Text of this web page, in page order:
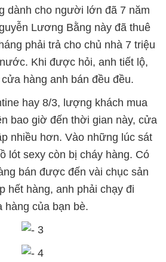
dành cho người lớn đã 7 năm
Lương Bằng này đã thuê
phải trả cho chủ nhà 7 triệu
Khi được hỏi, anh tiết lộ,
hàng anh bán đều đều.
hay 8/3, lượng khách mua
bao giờ đến thời gian này, cửa
nhiều hơn. Vào những lúc sát
lót sexy còn bị cháy hàng. Có
bán được đến vài chục sản
hết hàng, anh phải chạy đi
hàng của bạn bè.